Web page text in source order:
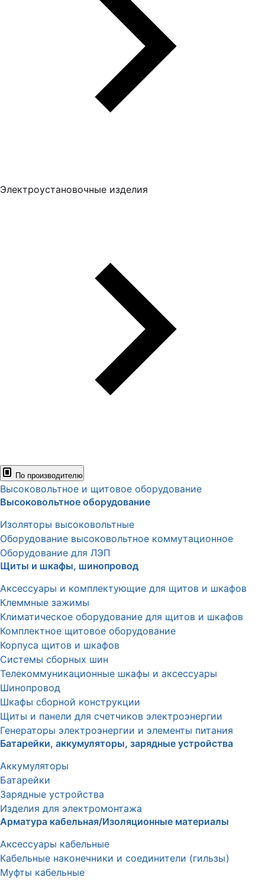
Электроустановочные изделия
По производителю
Высоковольтное и щитовое оборудование
Высоковольтное оборудование
Изоляторы высоковольтные
Оборудование высоковольтное коммутационное
Оборудование для ЛЭП
Щиты и шкафы, шинопровод
Аксессуары и комплектующие для щитов и шкафов
Клеммные зажимы
Климатическое оборудование для щитов и шкафов
Комплектное щитовое оборудование
Корпуса щитов и шкафов
Системы сборных шин
Телекоммуникационные шкафы и аксессуары
Шинопровод
Шкафы сборной конструкции
Щиты и панели для счетчиков электроэнергии
Генераторы электроэнергии и элементы питания
Батарейки, аккумуляторы, зарядные устройства
Аккумуляторы
Батарейки
Зарядные устройства
Изделия для электромонтажа
Арматура кабельная/Изоляционные материалы
Аксессуары кабельные
Кабельные наконечники и соединители (гильзы)
Муфты кабельные